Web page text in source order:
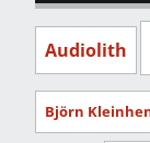
Audiolith
Björn